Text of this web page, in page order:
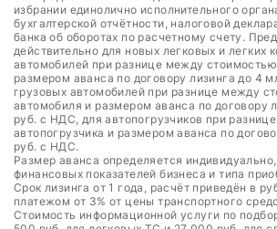
избрании единолично исполнительного
бухгалтерской отчётности, налоговой
банка об оборотах по расчетному счету.
действительно для новых легковых и легких
автомобилей при разнице между
размером аванса по договору лизинга до 4
грузовых автомобилей при разнице между
автомобиля и размером аванса по договору
руб. с НДС, для автопогрузчиков при
автопогрузчика и размером аванса по
руб. с НДС.
Размер аванса определяется индивидуально,
финансовых показателей бизнеса и типа
Срок лизинга от 1 года, расчёт приведён в
платежом от 3% от цены транспортного
Стоимость информационной услуги по